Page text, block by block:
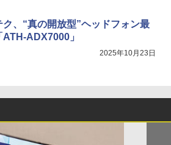
ク、“真の開放型”ヘッドフォン最
ATH-ADX7000」
2025年10月23日